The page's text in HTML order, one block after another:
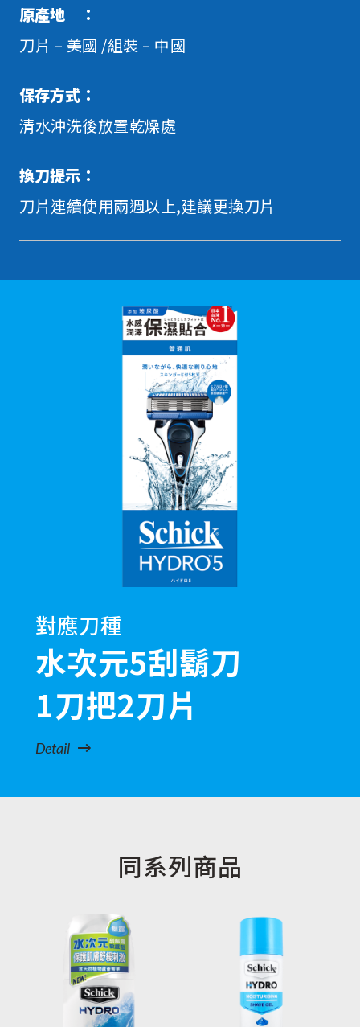
原產地 ：
刀片 – 美國 /組裝 – 中國
保存方式：
清水沖洗後放置乾燥處
換刀提示：
刀片連續使用兩週以上,建議更換刀片
對應刀種
水次元5刮鬍刀
1刀把2刀片
Detail
同系列商品